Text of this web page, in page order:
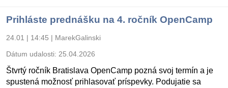
Prihláste prednášku na 4. ročník OpenCamp
24.01 | 14:45 | MarekGalinski
Dátum udalosti: 25.04.2026
Štvrtý ročník Bratislava OpenCamp pozná svoj termín a je
spustená možnosť prihlasovať príspevky. Podujatie sa